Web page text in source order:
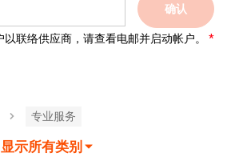
确认
联络供应商，请查看电邮并启动帐户。
专业服务
显示所有类别